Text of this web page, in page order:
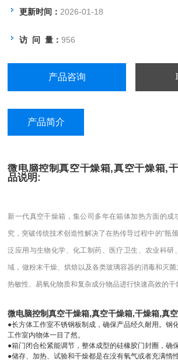
以不会氧化。
温度双数字显示和PID自整
温精确，可靠。
●加热功率比例可任意调节
更新时间：2026-01-18
访 问 量：956
产品咨询
产品简介
微电脑控制真空干燥箱,真空干燥箱,
品说明:
新一代真空干燥箱，集公司多年在箱体加热方面的成
究，突破传统技术创造性解决了在热传导过程中的“瓶
泛应用与生物化学、化工制药、医疗卫生、农业科研
域，做粉末干燥、烘焙以及各类玻璃容器的消毒和灭
热敏性、易氧化物质和复杂成分物品进行快速高效的干
微电脑控制真空干燥箱,真空干燥箱,干燥箱,真
●长方体工作室不锈钢板制成，确保产品经久耐用。钢
工作室内物体一目了然。
●箱门闭合松紧能调节，整体成型的硅橡胶门封圈，确
●储存、加热、试验和干燥都是在没有氧气或者充满惰